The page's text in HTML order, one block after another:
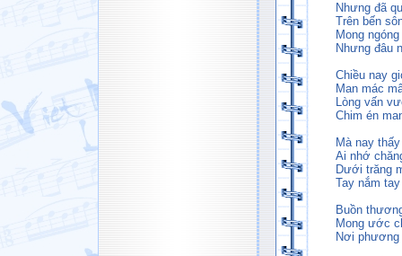
Nhưng đã
Trên bến
Mong
Nhưng đâu
Chiều nay
Man mác
Lòng vấn
Chim én
Mà nay
Ai nhớ
Dưới trăng
Tay nắm
Buồn
Mong ước
Nơi